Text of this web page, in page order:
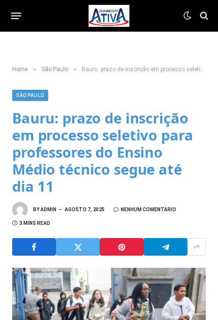
Home » São Paulo » Bauru: prazo de inscrição em processo seletivo para professores do Ensino Médio técnico segue até dia 11
SÃO PAULO
Bauru: prazo de inscrição
em processo seletivo para
professores do Ensino
Médio técnico segue até
dia 11
BYADMIN AGOSTO 7, 2025 NENHUM COMENTÁRIO
3 MINS READ